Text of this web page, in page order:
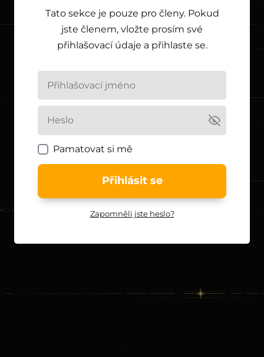
Tato sekce je pouze pro členy. Pokud
jste členem, vložte prosím své
přihlašovací údaje a přihlaste se.
Pamatovat si mě
Přihlásit se
Zapomněli jste heslo?